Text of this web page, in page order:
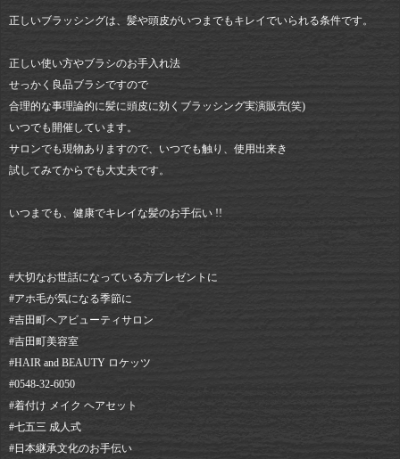
正しいブラッシングは、髪や頭皮がいつまでもキレイでいられる条件です。
正しい使い方やブラシのお手入れ法
せっかく良品ブラシですので
合理的な事理論的に髪に頭皮に効くブラッシング実演販売(笑)
いつでも開催しています。
サロンでも現物ありますので、いつでも触り、使用出来き
試してみてからでも大丈夫です。
いつまでも、健康でキレイな髪のお手伝い !!
#大切なお世話になっている方プレゼントに
#アホ毛が気になる季節に
#吉田町ヘアビューティサロン⠀
#吉田町美容室⠀
#HAIR and BEAUTY ロケッツ⠀
#0548-32-6050⠀
#着付け メイク ヘアセット⠀
#七五三 成人式⠀
#日本継承文化のお手伝い